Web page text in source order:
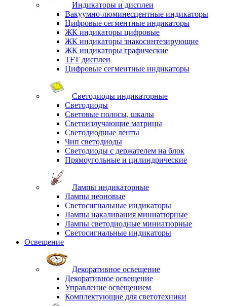
Индикаторы и дисплеи
Вакуумно-люминесцентные индикаторы
Цифровые сегментные индикаторы
ЖК индикаторы цифровые
ЖК индикаторы знакосинтезирующие
ЖК индикаторы графические
TFT дисплеи
Цифровые сегментные индикаторы
Светодиоды индикаторные
Светодиоды
Световые полосы, шкалы
Светоизлучающие матрицы
Светодиодные ленты
Чип светодиоды
Светодиоды с держателем на блок
Прямоугольные и цилиндрические
Лампы индикаторные
Лампы неоновые
Светосигнальные индикаторы
Лампы накаливания миниатюрные
Лампы светодиодные миниатюрные
Светосигнальные индикаторы
Освещение
Декоративное освещение
Декоративное освещение
Управление освещением
Комплектующие для светотехники